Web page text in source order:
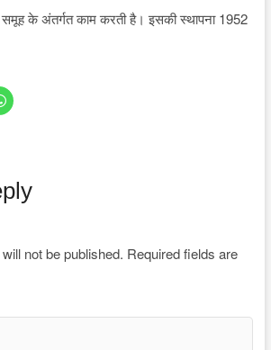
के अंतर्गत काम करती है। इसकी स्थापना 1952
not be published. Required fields are